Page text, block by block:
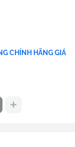
CHÍNH HÃNG GIÁ